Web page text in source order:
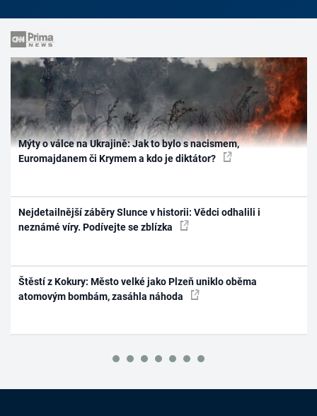
Mýty o válce na Ukrajině: Jak to bylo s nacismem,
Euromajdanem či Krymem a kdo je diktátor?
Nejdetailnější záběry Slunce v historii: Vědci odhalili i
neznámé víry. Podívejte se zblízka
Štěstí z Kokury: Město velké jako Plzeň uniklo oběma
atomovým bombám, zasáhla náhoda